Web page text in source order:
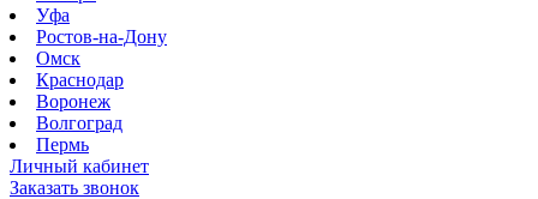
Уфа
Ростов-на-Дону
Омск
Краснодар
Воронеж
Волгоград
Пермь
Личный кабинет
Заказать звонок